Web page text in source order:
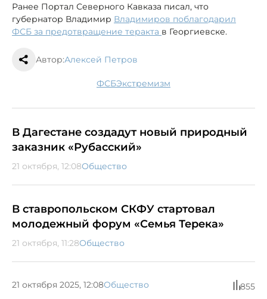
Ранее Портал Северного Кавказа писал, что
губернатор Владимир Владимиров поблагодарил
ФСБ за предотвращение теракта в Георгиевске.
Автор:Алексей Петров
ФСБ экстремизм
В Дагестане создадут новый природный
заказник «Рубасский»
21 октября, 12:08Общество
В ставропольском СКФУ стартовал
молодежный форум «Семья Терека»
21 октября, 11:28Общество
21 октября 2025, 12:08Общество 855